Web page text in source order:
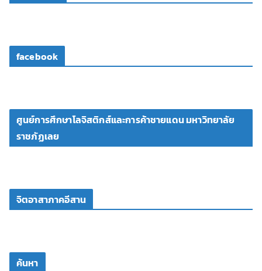
facebook
ศูนย์การศึกษาโลจิสติกส์และการค้าชายแดน มหาวิทยาลัย
ราชภัฏเลย
จิตอาสาภาคอีสาน
ค้นหา